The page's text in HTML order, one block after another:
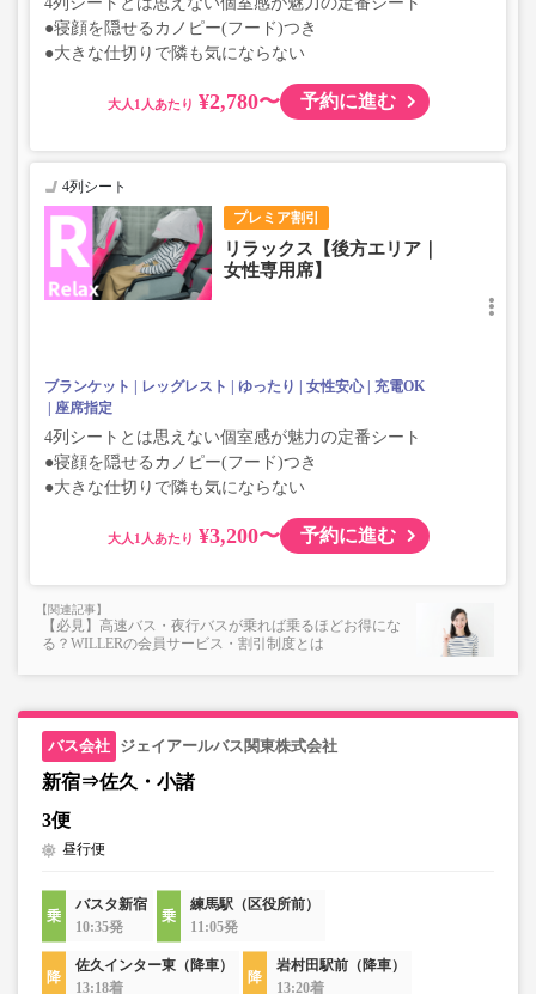
●寝顔を隠せるカノピー(フード)つき
●大きな仕切りで隣も気にならない
大人 ¥2,780〜 予約に進む
プレミア割引
4列シート
リラックス【後方エリア｜
女性専用席】
ブランケット レッグレスト ゆったり 女性安心
充電OK
座席指定
4列シートとは思えない個室感が魅力の定番シート
●寝顔を隠せるカノピー(フード)つき
●大きな仕切りで隣も気にならない
大人 ¥3,200〜 予約に進む
【必見】高速バス・夜行バスが乗れば乗るほどお得にな
る？WILLERの会員サービス・割引制度とは
ジェイアールバス関東株式会社
新宿⇒佐久・小諸
3便
昼行便
バスタ新宿
10:35発
練馬駅（区役所前）
11:05発
佐久インター東（降車）
13:18着
岩村田駅前（降車）
13:20着